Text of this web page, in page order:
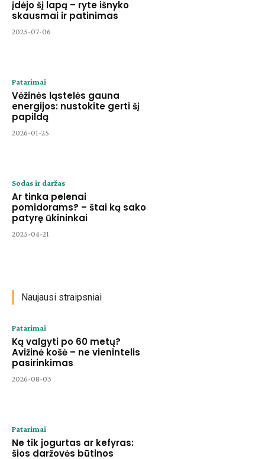
įdėjo šį lapą – ryte išnyko
skausmai ir patinimas
2025-07-06
Patarimai
Vėžinės ląstelės gauna
energijos: nustokite gerti šį
papildą
2026-01-25
Sodas ir daržas
Ar tinka pelenai
pomidorams? – štai ką sako
patyrę ūkininkai
2025-04-21
Naujausi straipsniai
Patarimai
Ką valgyti po 60 metų?
Avižinė košė – ne vienintelis
pasirinkimas
2026-08-03
Patarimai
Ne tik jogurtas ar kefyras:
šios daržovės būtinos